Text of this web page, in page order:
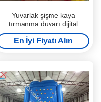
Yuvarlak şişme kaya
tırmanma duvarı dijital
boyama 0.55mm PVC Tente
ile Şişme Dağ Tırmanışı
En İyi Fiyatı Alın